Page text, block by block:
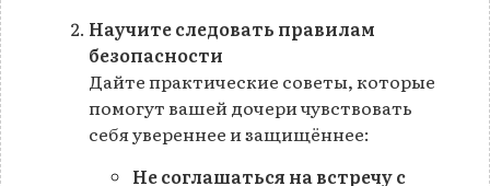
Научите следовать правилам
безопасности
Дайте практические советы, которые
помогут вашей дочери чувствовать
себя увереннее и защищённее:
Не соглашаться на встречу с